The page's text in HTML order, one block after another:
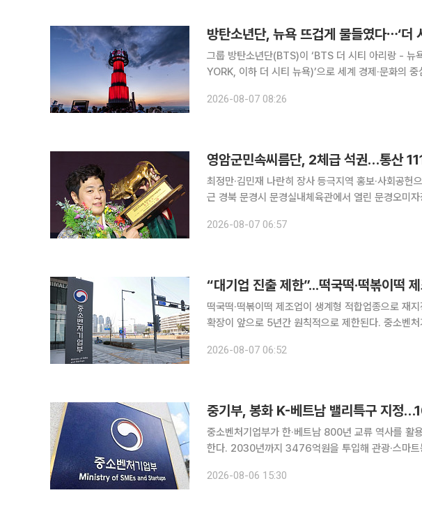
방탄소년단, 뉴욕 뜨겁게 물들였다⋯‘더
그룹 방탄소년단(BTS)이 ‘BTS 더 시티 아리랑 -
YORK, 이하 더 시티 뉴욕)’으로 세계 경제·문화의
‘더 시티 뉴욕’은 방탄소년단의 콘서트가
2026-08-07 08:26
영암군민속씨름단, 2체급 석권…통산
최정만·김민재 나란히 장사 등극지역 홍보·사회공헌으로 브랜드 가치
근 경북 문경시 문경실내체육관에서 열린 문경오미
지했고, 김민재 선수는 백두장사에 등극하며 개인 통
2026-08-07 06:57
“대기업 진출 제한”...떡국떡·떡볶이떡
떡국떡·떡볶이떡 제조업이 생계형 적합업종으로 재
확장이 앞으로 5년간 원칙적으로 제한된다. 중소벤처기업부는 6일 생계형 적합업종 심의위원회(위
밝혔다. 생계형 적합업종 제도는 영세 소상공인의
2026-08-07 06:52
중기부, 봉화 K-베트남 밸리특구 지정
중소벤처기업부가 한·베트남 800년 교류 역사를 활
한다. 2030년까지 3476억원을 투입해 관광·스마트농업·정주
밸리특구는 고려시대 봉화에 정착한 베트남 리왕조 왕
2026-08-06 15:30